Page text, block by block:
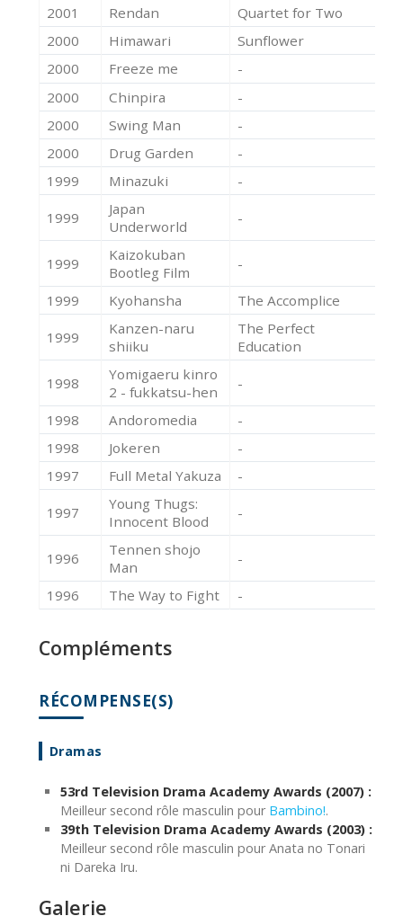
2001
Rendan Quartet for Two
2000
Himawari Sunflower
2000
Freeze me -
2000
Chinpira -
2000
Swing Man -
2000
Drug Garden -
1999
Minazuki -
1999
Japan
Underworld
-
1999
Kaizokuban
Bootleg Film
-
1999 Kyohansha The Accomplice
1999
Kanzen-naru
shiiku
The Perfect
Education
1998
Yomigaeru kinro
2 - fukkatsu-hen
-
1998 Andoromedia -
1998
Jokeren -
1997
Full Metal Yakuza -
1997
Young Thugs:
Innocent Blood
-
1996
Tennen shojo
Man
-
1996 The Way to Fight -
Compléments
RÉCOMPENSE(S)
Dramas
53rd Television Drama Academy Awards (2007) :
Meilleur second rôle masculin pour Bambino!.
39th Television Drama Academy Awards (2003) :
Meilleur second rôle masculin pour Anata no Tonari
ni Dareka Iru.
Galerie